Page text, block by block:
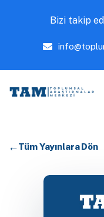
Bizi takip
Tüm Yayınlara Dön